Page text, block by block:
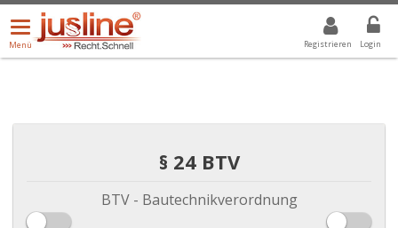
Registrieren Login
Menü
öffnen/schließen
Menü
ALLE DROPDOWN: GEWÄHLTER WERT IST ALLE
§ 24 BTV
BTV - Bautechnikverordnung